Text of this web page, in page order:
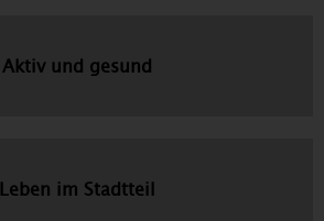
Aktiv und gesund
Leben im Stadtteil